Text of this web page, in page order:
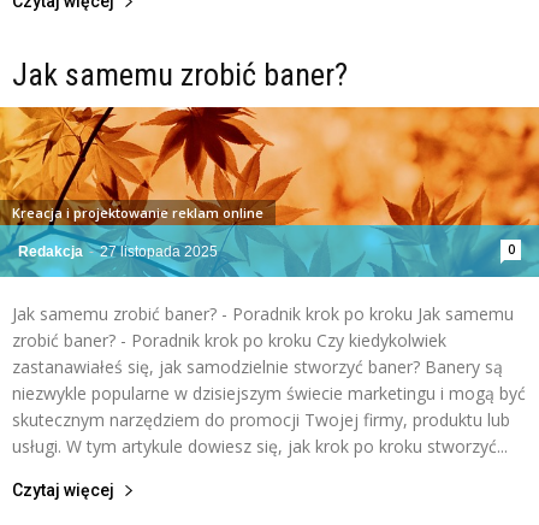
Jak samemu zrobić baner?
Redakcja - 27 listopada 2025 0
Kreacja i projektowanie reklam online
Jak samemu zrobić baner? - Poradnik krok po kroku Jak samemu
zrobić baner? - Poradnik krok po kroku Czy kiedykolwiek
zastanawiałeś się, jak samodzielnie stworzyć baner? Banery są
niezwykle popularne w dzisiejszym świecie marketingu i mogą być
skutecznym narzędziem do promocji Twojej firmy, produktu lub
usługi. W tym artykule dowiesz się, jak krok po kroku stworzyć...
Czytaj więcej